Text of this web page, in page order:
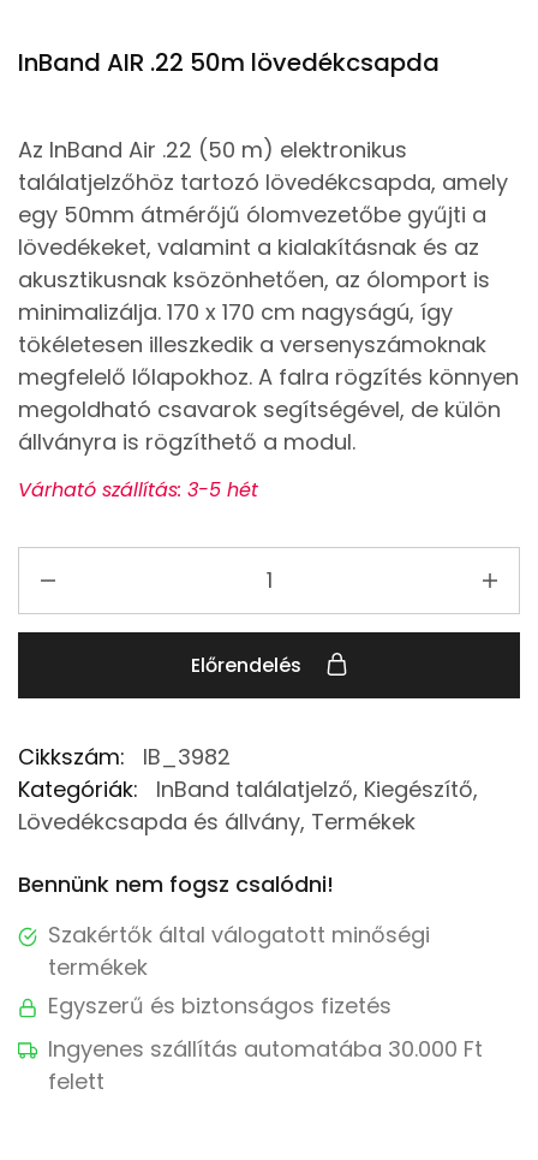
InBand AIR .22 50m lövedékcsapda
Az InBand Air .22 (50 m) elektronikus
találatjelzőhöz tartozó lövedékcsapda, amely
egy 50mm átmérőjű ólomvezetőbe gyűjti a
lövedékeket, valamint a kialakításnak és az
akusztikusnak ksözönhetően, az ólomport is
minimalizálja. 170 x 170 cm nagyságú, így
tökéletesen illeszkedik a versenyszámoknak
megfelelő lőlapokhoz. A falra rögzítés könnyen
megoldható csavarok segítségével, de külön
állványra is rögzíthető a modul.
Várható szállítás: 3-5 hét
Előrendelés
Cikkszám:
IB_3982
Kategóriák:
InBand találatjelző, Kiegészítő,
Lövedékcsapda és állvány, Termékek
Bennünk nem fogsz csalódni!
Szakértők által válogatott minőségi
termékek
Egyszerű és biztonságos fizetés
Ingyenes szállítás automatába 30.000 Ft
felett